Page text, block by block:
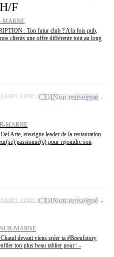
F
MARNE
: Ton futur club ? A la fois pub,
clients une offre différente tout au long
MARNE
Arte, enseigne leader de la restauration
passionné(e) pour rejoindre son
CDINon renseigné
cette offre à ma sélection
MARNE
devant viens créer ta #Boeufstory
ton plus beau tablier pour : -
CDINon renseigné
cette offre à ma sélection